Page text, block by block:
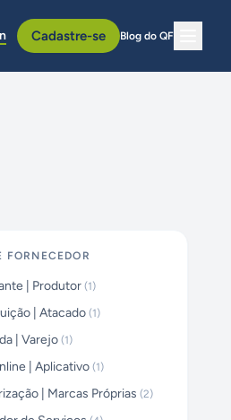
Cadastre-se Blog do QF
FORNECEDOR
| Produtor (1)
| Atacado (1)
| Varejo (1)
| Aplicativo (1)
| Marcas Próprias (2)